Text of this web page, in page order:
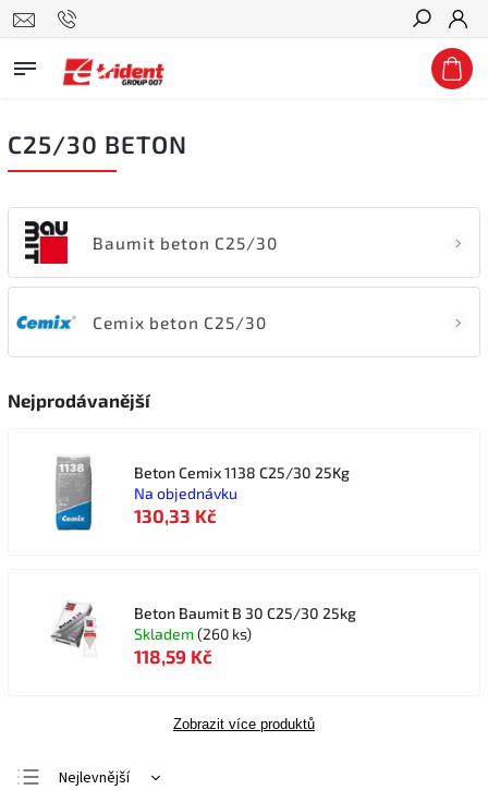
Hledat
C25/30 BETON
Baumit beton C25/30
Cemix beton C25/30
Nejprodávanější
Beton Cemix 1138 C25/30 25Kg
Na objednávku
130,33 Kč
Beton Baumit B 30 C25/30 25kg
Skladem(260 ks)
118,59 Kč
Zobrazit více produktů
Nejlevnější